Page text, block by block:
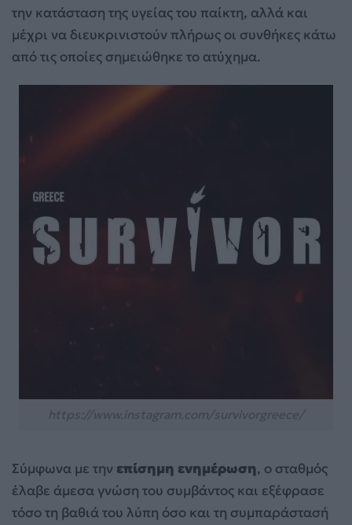
την κατάσταση της υγείας του παίκτη, αλλά και
μέχρι να διευκρινιστούν πλήρως οι συνθήκες κάτω
από τις οποίες σημειώθηκε το ατύχημα.
Σύμφωνα με την επίσημη ενημέρωση, ο σταθμός
έλαβε άμεσα γνώση του συμβάντος και εξέφρασε
τόσο τη βαθιά του λύπη όσο και τη συμπαράστασή